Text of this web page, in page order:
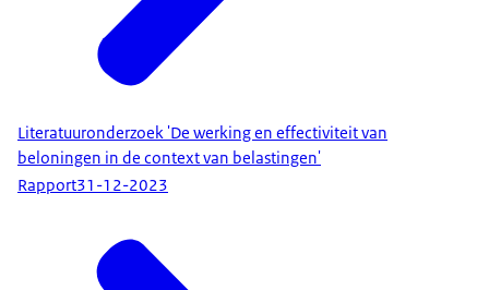
Literatuuronderzoek 'De werking en effectiviteit van
beloningen in de context van belastingen'
Rapport31-12-2023